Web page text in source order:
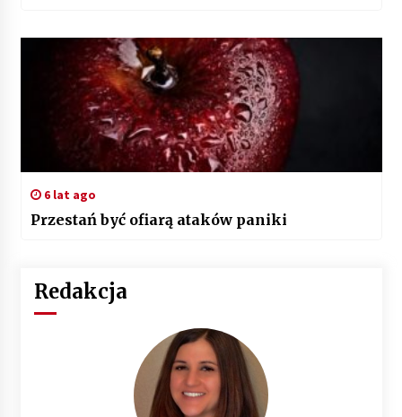
6 lat ago
Przestań być ofiarą ataków paniki
Redakcja